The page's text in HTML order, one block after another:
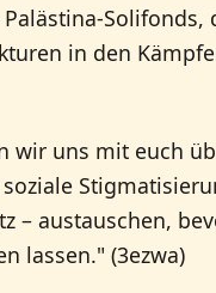
Palästina-
in den
wir uns mit euch
– austauschen,
lassen." (3ezwa)⁩